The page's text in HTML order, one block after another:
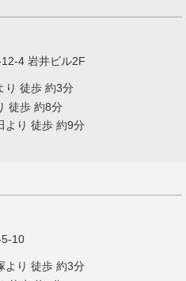
4 岩井ビル2F
り 徒歩 約3分
徒歩 約8分
より 徒歩 約9分
10
より 徒歩 約3分